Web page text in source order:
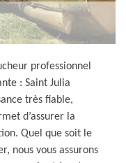
professionnel
: Saint Julia
très fiable,
d’assurer la
Quel que soit le
nous vous assurons